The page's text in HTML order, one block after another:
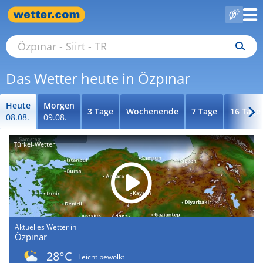
Das Wetter heute in Özpınar
Heute
08.08.
Morgen
09.08.
3 Tage Wochenende 7 Tage 16 Tage
Türkei-Wetter
Aktuelles Wetter in
Özpınar
28°C
Leicht bewölkt